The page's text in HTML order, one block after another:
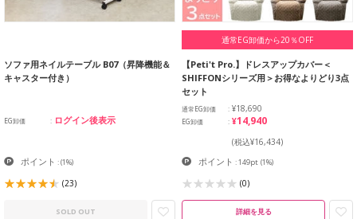
ソファ用ネイルテーブル B07（昇降機能＆
キャスター付き）
EG卸価 ログイン後表示
ポイント :(1%)
(23)
SOLD OUT
通常EG卸価から20％OFF
【Peti't Pro.】ドレスアップカバー＜
SHIFFONシリーズ用＞お得なよりどり3点
セット
通常EG卸価 ¥18,690
EG卸価 ¥14,940
(税込¥16,434)
ポイント : 149pt (1%)
(0)
詳細を見る